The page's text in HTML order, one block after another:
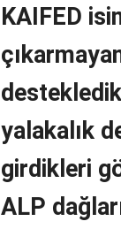
KAIFED
yalakalık
girdikleri
ALP